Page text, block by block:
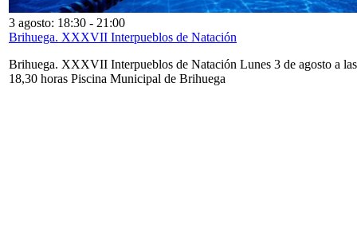
3 agosto: 18:30 - 21:00
Brihuega. XXXVII Interpueblos de Natación
Brihuega. XXXVII Interpueblos de Natación Lunes 3 de agosto a las
18,30 horas Piscina Municipal de Brihuega